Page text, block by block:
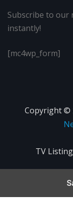
Subscribe to our
instantly!
[mc4wp_form]
Copyright ©
TV Listing